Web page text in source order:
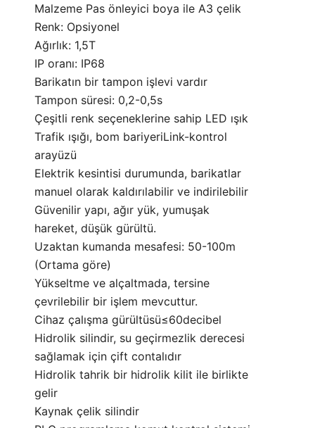
Malzeme Pas önleyici boya ile A3 çelik
Renk: Opsiyonel
Ağırlık: 1,5T
IP oranı: IP68
Barikatın bir tampon işlevi vardır
Tampon süresi: 0,2-0,5s
Çeşitli renk seçeneklerine sahip LED ışık
Trafik ışığı, bom bariyeriLink-kontrol
arayüzü
Elektrik kesintisi durumunda, barikatlar
manuel olarak kaldırılabilir ve indirilebilir
Güvenilir yapı, ağır yük, yumuşak
hareket, düşük gürültü.
Uzaktan kumanda mesafesi: 50-100m
(Ortama göre)
Yükseltme ve alçaltmada, tersine
çevrilebilir bir işlem mevcuttur.
Cihaz çalışma gürültüsü≤60decibel
Hidrolik silindir, su geçirmezlik derecesi
sağlamak için çift contalıdır
Hidrolik tahrik bir hidrolik kilit ile birlikte
gelir
Kaynak çelik silindir